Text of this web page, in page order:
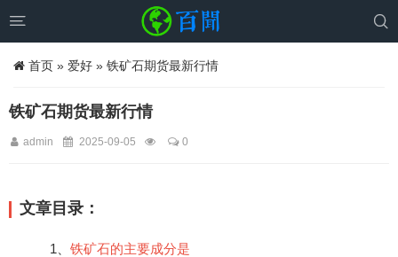
 
首页 » 爱好 » 铁矿石期货最新行情
铁矿石期货最新行情
admin 2025-09-05 0
文章目录：
1、 铁矿石的主要成分是